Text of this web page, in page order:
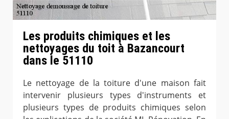
Les produits chimiques et les
nettoyages du toit à Bazancourt
dans le 51110
Le nettoyage de la toiture d'une maison fait
intervenir plusieurs types d'instruments et
plusieurs types de produits chimiques selon